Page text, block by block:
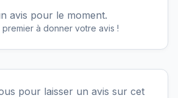
avis pour le moment.
à donner votre avis !
pour laisser un avis sur cet